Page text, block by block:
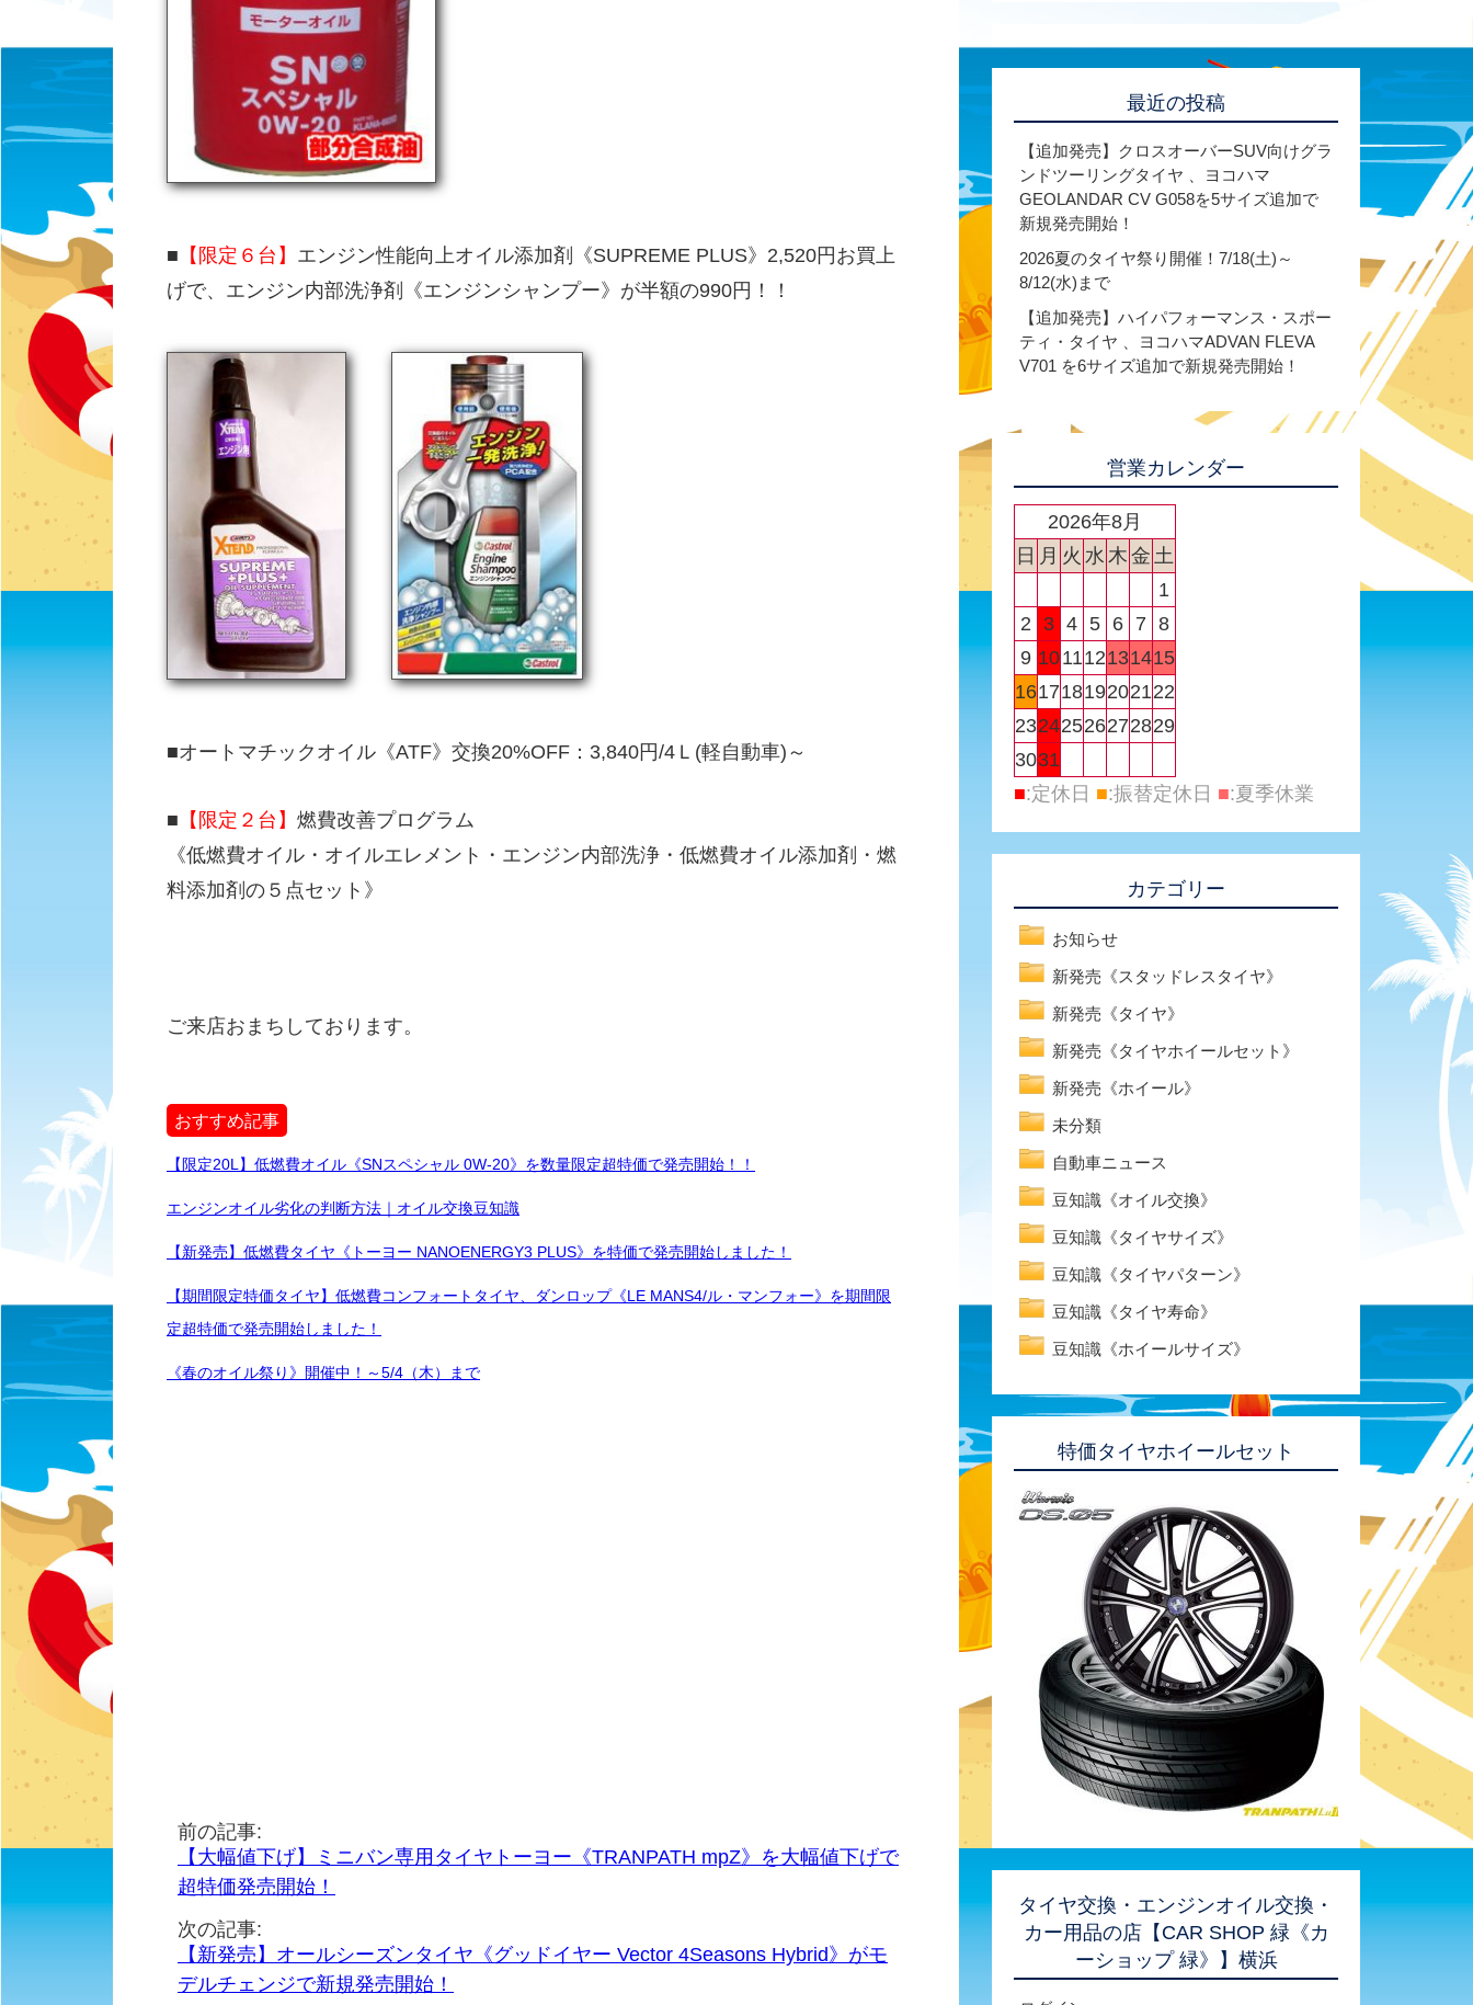
■ 【限定６台】 エンジン性能向上オイル添加剤《SUPREME PLUS》2,520円お買上
げで、エンジン内部洗浄剤《エンジンシャンプー》が半額の990円！！
■オートマチックオイル《ATF》交換20%OFF：3,840円/4Ｌ(軽自動車)～
■ 【限定２台】 燃費改善プログラム
《低燃費オイル・オイルエレメント・エンジン内部洗浄・低燃費オイル添加剤・燃
料添加剤の５点セット》
ご来店おまちしております。
おすすめ記事
【限定20L】低燃費オイル《SNスペシャル 0W-20》を数量限定超特価で発売開始！！
エンジンオイル劣化の判断方法｜オイル交換豆知識
【新発売】低燃費タイヤ《トーヨー NANOENERGY3 PLUS》を特価で発売開始しました！
【期間限定特価タイヤ】低燃費コンフォートタイヤ、ダンロップ《LE MANS4/ル・マンフォー》を期間限
定超特価で発売開始しました！
《春のオイル祭り》開催中！～5/4（木）まで
前の記事:
【大幅値下げ】ミニバン専用タイヤトーヨー《TRANPATH mpZ》を大幅値下げで
超特価発売開始！
次の記事:
【新発売】オールシーズンタイヤ《グッドイヤー Vector 4Seasons Hybrid》がモ
デルチェンジで新規発売開始！
最近の投稿
【追加発売】クロスオーバーSUV向けグラ
ンドツーリングタイヤ 、ヨコハマ
GEOLANDAR CV G058を5サイズ追加で
新規発売開始！
2026夏のタイヤ祭り開催！7/18(土)～
8/12(水)まで
【追加発売】ハイパフォーマンス・スポー
ティ・タイヤ 、ヨコハマADVAN FLEVA
V701 を6サイズ追加で新規発売開始！
営業カレンダー
2026年8月
日 月 火 水 木 金 土
1
2
3 4 5 6 7 8
9 101112131415
16171819202122
23242526272829
3031
■:定休日 ■:振替定休日 ■:夏季休業
カテゴリー
お知らせ
新発売《スタッドレスタイヤ》
新発売《タイヤ》
新発売《タイヤホイールセット》
新発売《ホイール》
未分類
自動車ニュース
豆知識《オイル交換》
豆知識《タイヤサイズ》
豆知識《タイヤパターン》
豆知識《タイヤ寿命》
豆知識《ホイールサイズ》
特価タイヤホイールセット
タイヤ交換・エンジンオイル交換・
カー用品の店【CAR SHOP 緑《カ
ーショップ 緑》】横浜